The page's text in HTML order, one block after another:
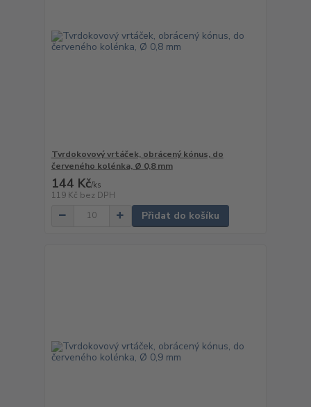
Tvrdokovový vrtáček, obrácený kónus, do
červeného kolénka, Ø 0,8 mm
144 Kč/ks
119 Kč bez DPH
Přidat do košíku